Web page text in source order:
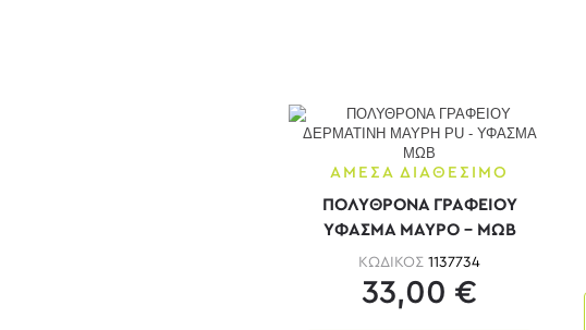
ΑΜΕΣΑ ΔΙΑΘΕΣΙΜΟ
ΠΟΛΥΘΡΟΝΑ ΓΡΑΦΕΙΟΥ
ΥΦΑΣΜΑ ΜΑΥΡΟ - ΜΩΒ
ΚΩΔΙΚΟΣ1137734
33,00 €